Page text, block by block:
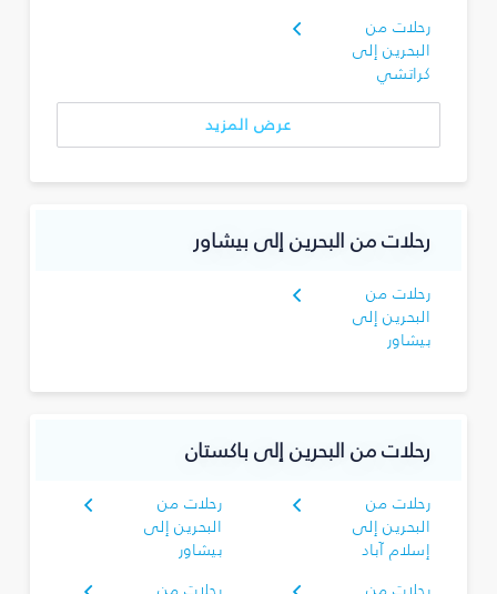
رحلات من
البحرين إلى
كراتشي
عرض المزيد
رحلات من البحرين إلى بيشاور
رحلات من
البحرين إلى
بيشاور
رحلات من البحرين إلى باكستان
رحلات من
البحرين إلى
إسلام آباد
رحلات من
البحرين إلى
بيشاور